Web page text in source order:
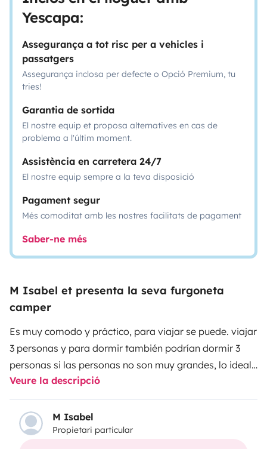
Yescapa:
Assegurança a tot risc per a vehicles i
passatgers
Assegurança inclosa per defecte o Opció Premium, tu
tries!
Garantia de sortida
El nostre equip et proposa alternatives en cas de
problema a l'últim moment.
Assistència en carretera 24/7
El nostre equip sempre a la teva disposició
Pagament segur
Més comoditat amb les nostres facilitats de pagament
Saber-ne més
M Isabel et presenta la seva furgoneta
camper
Es muy comodo y práctico, para viajar se puede. viajar
3 personas y para dormir también podrían dormir 3
personas si las personas no son muy grandes, lo ideal
son dos para estar cómodos.
techo.Tiene nevera que enfría muy muy bien, ducha
exterior con 60L. (no tiene agua caliente) con pequeña
toldo para ducharse o vestirse o incluso dormir con las
Veure la descripció
M Isabel
Propietari particular